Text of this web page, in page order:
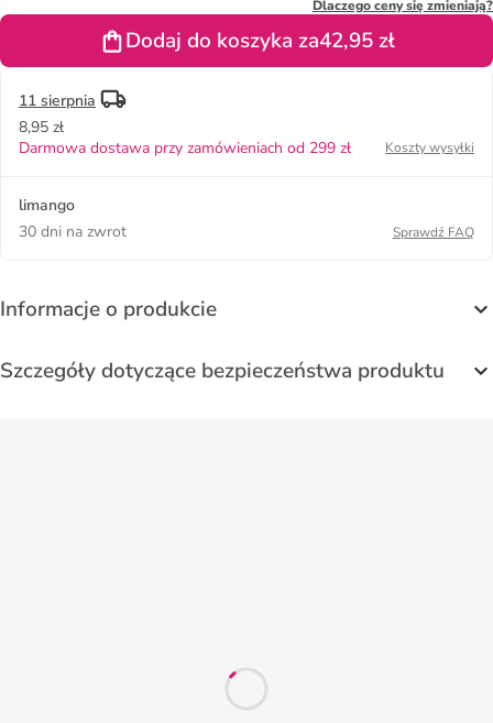
Dlaczego ceny się zmieniają?
Dodaj do koszyka za42,95 zł
11 sierpnia
8,95 zł
Darmowa dostawa przy zamówieniach od 299 zł
Koszty wysyłki
limango
30 dni na zwrot
Sprawdź FAQ
Informacje o produkcie
Szczegóły dotyczące bezpieczeństwa produktu